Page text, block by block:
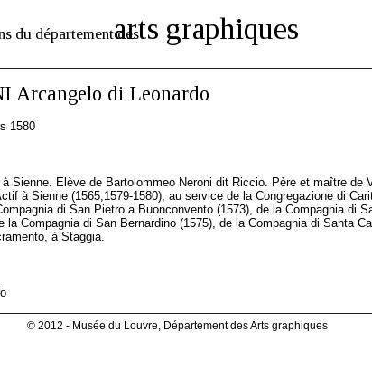
du département desarts graphiques
Arcangelo di Leonardo
1580
Sienne. Elève de Bartolommeo Neroni dit Riccio. Père et maître de
à Sienne (1565,1579-1580), au service de la Congregazione di
di San Pietro a Buonconvento (1573), de la Compagnia di
la Compagnia di San Bernardino (1575), de la Compagnia di Santa
à Staggia.
© 2012 - Musée du Louvre, Département des Arts graphiques